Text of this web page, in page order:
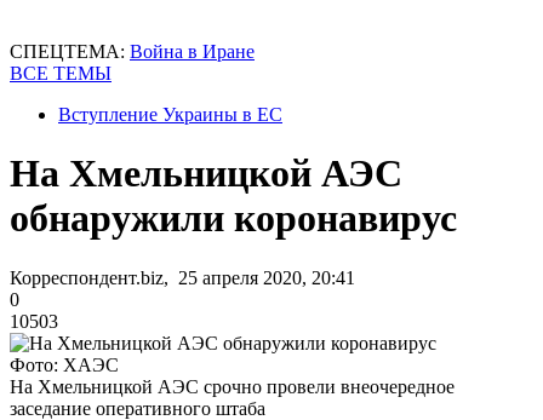
СПЕЦТЕМА: Война в Иране
ВСЕ ТЕМЫ
Вступление Украины в ЕС
На Хмельницкой АЭС
обнаружили коронавирус
Корреспондент.biz, 25 апреля 2020, 20:41
0
10503
Фото: ХАЭС
На Хмельницкой АЭС срочно провели внеочередное
заседание оперативного штаба